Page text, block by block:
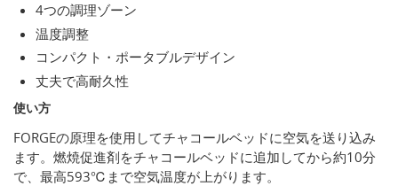
4つの調理ゾーン
温度調整
コンパクト・ポータブルデザイン
丈夫で高耐久性
使い方
FORGEの原理を使用してチャコールベッドに空気を送り込み
ます。燃焼促進剤をチャコールベッドに追加してから約10分
で、最高593℃まで空気温度が上がります。